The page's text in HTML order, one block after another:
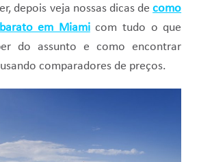
depois veja nossas dicas decomo
em Miamicom tudo o que
do assunto e como encontrar
comparadores de preços.